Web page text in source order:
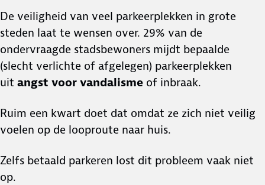
De veiligheid van veel parkeerplekken in grote
steden laat te wensen over. 29% van de
ondervraagde stadsbewoners mijdt bepaalde
(slecht verlichte of afgelegen) parkeerplekken
uit angst voor vandalisme of inbraak.
Ruim een kwart doet dat omdat ze zich niet veilig
voelen op de looproute naar huis.
Zelfs betaald parkeren lost dit probleem vaak niet
op.